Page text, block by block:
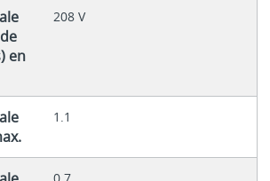
en
208 V
1.1